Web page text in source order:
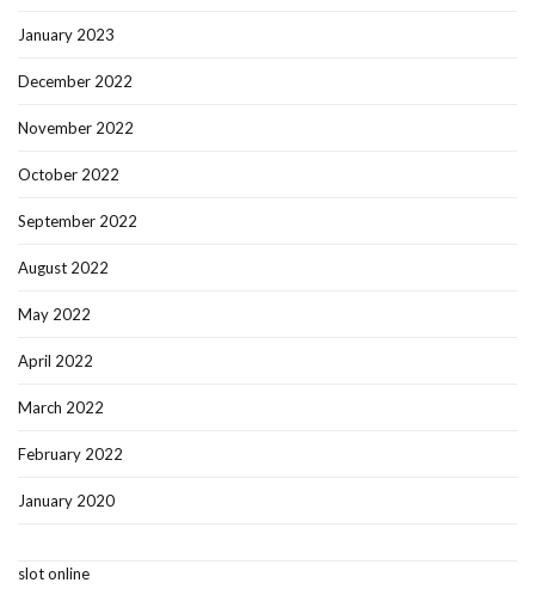
January 2023
December 2022
November 2022
October 2022
September 2022
August 2022
May 2022
April 2022
March 2022
February 2022
January 2020
slot online